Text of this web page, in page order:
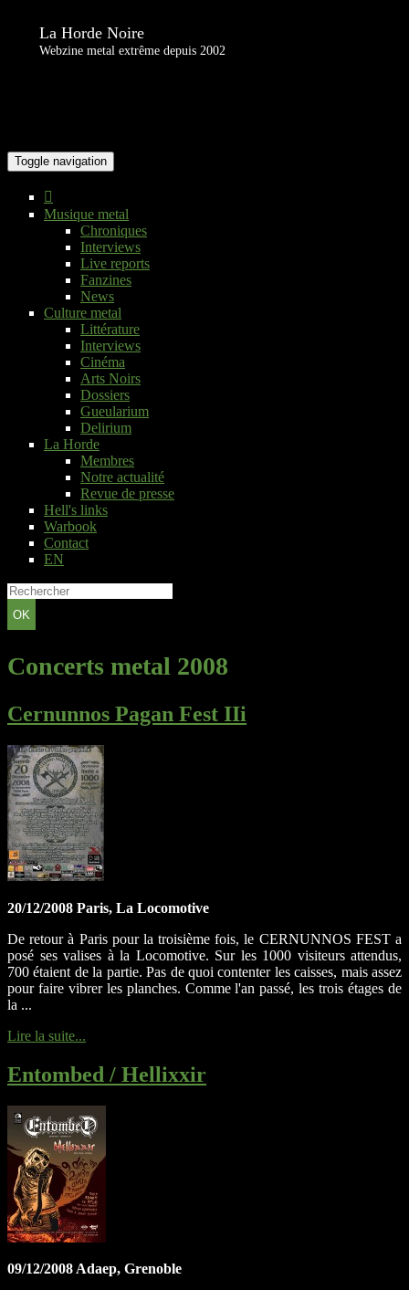
La Horde Noire
Webzine metal extrême depuis 2002
Toggle navigation
Musique metal
Chroniques
Interviews
Live reports
Fanzines
News
Culture metal
Littérature
Interviews
Cinéma
Arts Noirs
Dossiers
Gueularium
Delirium
La Horde
Membres
Notre actualité
Revue de presse
Hell's links
Warbook
Contact
EN
OK
Concerts metal 2008
Cernunnos Pagan Fest IIi
20/12/2008 Paris, La Locomotive
De retour à Paris pour la troisième fois, le CERNUNNOS FEST a
posé ses valises à la Locomotive. Sur les 1000 visiteurs attendus,
700 étaient de la partie. Pas de quoi contenter les caisses, mais assez
pour faire vibrer les planches. Comme l'an passé, les trois étages de
la ...
Lire la suite...
Entombed / Hellixxir
09/12/2008 Adaep, Grenoble